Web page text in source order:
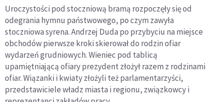
Uroczystości pod stoczniową bramą rozpoczęły się od
odegrania hymnu państwowego, po czym zawyła
stoczniowa syrena. Andrzej Duda po przybyciu na miejsce
obchodów pierwsze kroki skierował do rodzin ofiar
wydarzeń grudniowych. Wieniec pod tablicą
upamiętniającą ofiary prezydent złożył razem z rodzinami
ofiar. Wiązanki i kwiaty złożyli też parlamentarzyści,
przedstawiciele władz miasta i regionu, związkowcy i